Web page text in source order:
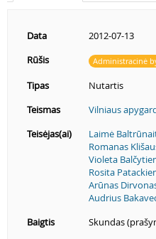
Data
2012-07-13
Rūšis
Administracinė
Tipas
Nutartis
Teismas
Vilniaus
Teisėjas(ai)
Laimė
Romanas
Violeta
Rosita
Arūnas
Audrius
Baigtis
Skundas